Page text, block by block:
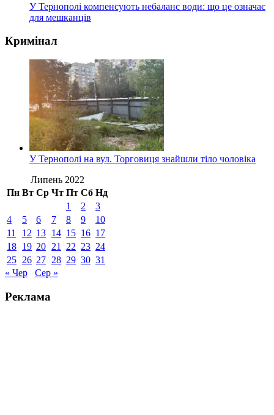
У Тернополі компенсують небаланс води: що це означає
для мешканців
Кримінал
У Тернополі на вул. Торговиця знайшли тіло чоловіка
Липень 2022
Пн Вт Ср Чт Пт Сб Нд
1
2
3
4
5 6 7 8 9
10
11
12 13 14 15 16 17
18 19 20 21 22 23 24
25 26 27 28 29 30 31
« Чер
Сер »
Реклама